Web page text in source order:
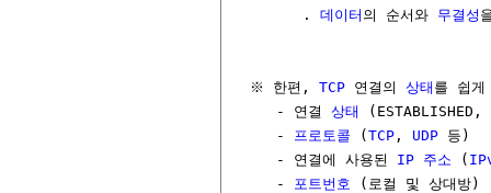
        .
데이터 의 순서와 무결성
  ※ 한편,
TCP 연결의 상태 를 쉽
     - 연결
상태
(ESTABLISHED,
     -
프로토콜 (TCP , UDP 등)
     - 연결에 사용된
IP 주소 (
     -
포트번호 (로컬 및 상대방)